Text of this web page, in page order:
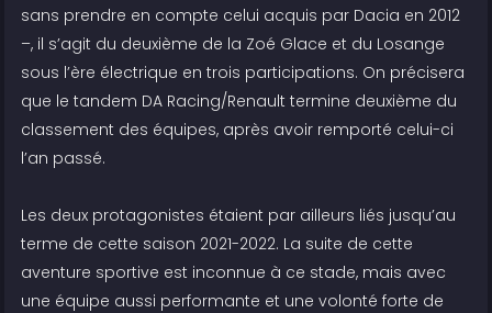
sans prendre en compte celui acquis par Dacia en 2012
–, il s’agit du deuxième de la Zoé Glace et du Losange
sous l’ère électrique en trois participations. On précisera
que le tandem DA Racing/Renault termine deuxième du
classement des équipes, après avoir remporté celui-ci
l’an passé.
Les deux protagonistes étaient par ailleurs liés jusqu’au
terme de cette saison 2021-2022. La suite de cette
aventure sportive est inconnue à ce stade, mais avec
une équipe aussi performante et une volonté forte de